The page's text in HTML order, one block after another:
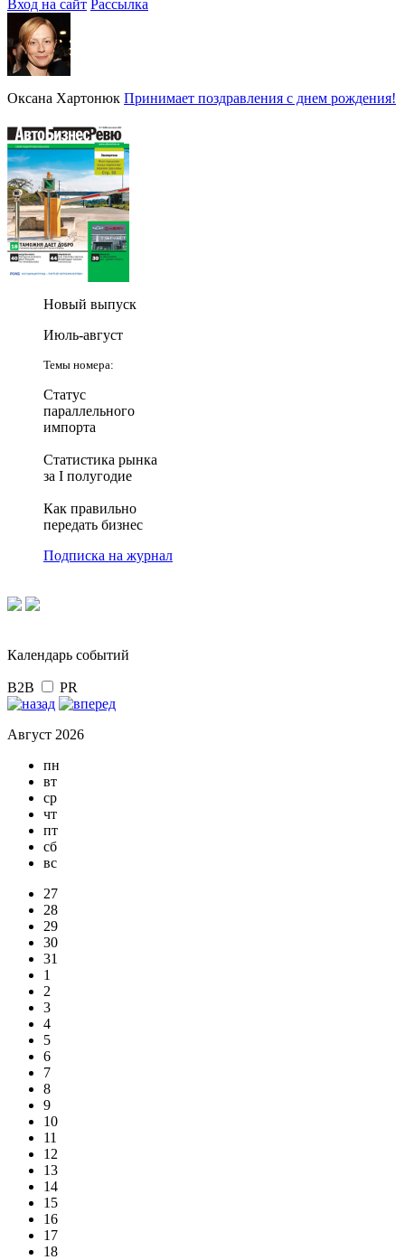
Вход на сайт Рассылка
Оксана Хартонюк Принимает поздравления с днем рождения!
Новый выпуск
Июль-август
Темы номера:
Статус
параллельного
импорта
Статистика рынка
за I полугодие
Как правильно
передать бизнес
Подписка на журнал
Календарь событий
B2B PR
Август 2026
пн
вт
ср
чт
пт
сб
вс
27
28
29
30
31
1
2
3
4
5
6
7
8
9
10
11
12
13
14
15
16
17
18